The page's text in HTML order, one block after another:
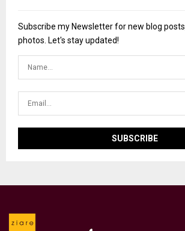
Subscribe my Newsletter for new blog
photos. Let's stay updated!